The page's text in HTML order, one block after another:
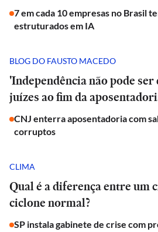
7 em cada 10 empresas no Brasil
estruturados em IA
BLOG DO FAUSTO MACEDO
'Independência não pode
juízes ao fim da
CNJ enterra aposentadoria com
corruptos
CLIMA
Qual é a diferença entre um
ciclone normal?
SP instala gabinete de crise com